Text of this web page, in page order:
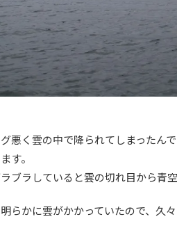
悪く雲の中で降られてしまった
す。
ブラしていると雲の切れ目から青
らかに雲がかかっていたので、久